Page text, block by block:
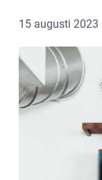
15 augusti 2023